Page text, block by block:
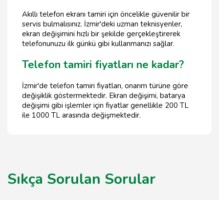
Akıllı telefon ekranı tamiri için öncelikle güvenilir bir
servis bulmalısınız. İzmir'deki uzman teknisyenler,
ekran değişimini hızlı bir şekilde gerçekleştirerek
telefonunuzu ilk günkü gibi kullanmanızı sağlar.
Telefon tamiri fiyatları ne kadar?
İzmir'de telefon tamiri fiyatları, onarım türüne göre
değişiklik göstermektedir. Ekran değişimi, batarya
değişimi gibi işlemler için fiyatlar genellikle 200 TL
ile 1000 TL arasında değişmektedir.
Sıkça Sorulan Sorular